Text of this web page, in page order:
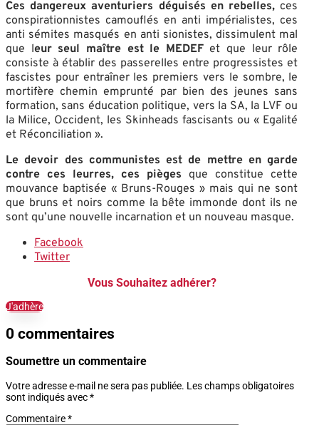
Ces dangereux aventuriers déguisés en rebelles, ces
conspirationnistes camouflés en anti impérialistes, ces
anti sémites masqués en anti sionistes, dissimulent mal
que leur seul maître est le MEDEFet que leur rôle
consiste à établir des passerelles entre progressistes et
fascistes pour entraîner les premiers vers le sombre, le
mortifère chemin emprunté par bien des jeunes sans
formation, sans éducation politique, vers la SA, la LVF ou
la Milice, Occident, les Skinheads fascisants ou « Egalité
et Réconciliation ».
Le devoir des communistes est de mettre en garde
contre ces leurres, ces pièges que constitue cette
mouvance baptisée « Bruns-Rouges » mais qui ne sont
que bruns et noirs comme la bête immonde dont ils ne
sont qu’une nouvelle incarnation et un nouveau masque.
Facebook
Twitter
Vous Souhaitez adhérer?
J'adhère
0 commentaires
Soumettre un commentaire
Votre adresse e-mail ne sera pas publiée. Les champs obligatoires
sont indiqués avec*
Commentaire*